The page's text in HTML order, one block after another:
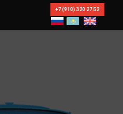
+7 (910) 320 27 52